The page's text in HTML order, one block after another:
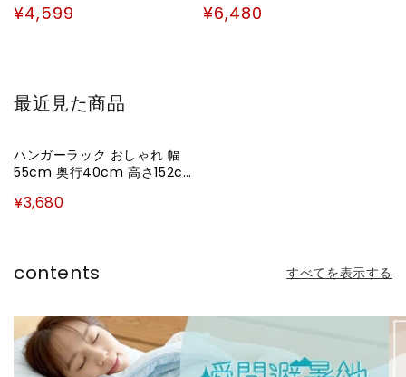
通
¥4,599
通
¥6,480
最近見た商品
ハンガーラック おしゃれ 幅
55cm 奥行40cm 高さ152cm
ュラル シンプル 北欧 コートハ
¥3,680
contents すべてを表示する